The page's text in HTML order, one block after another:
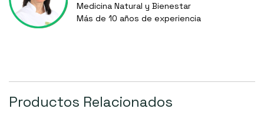
Medicina Natural y Bienestar
Más de 10 años de experiencia
Productos Relacionados